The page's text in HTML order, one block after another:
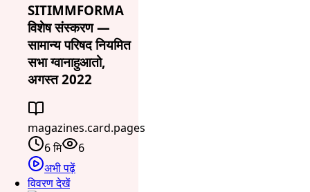
SITIMMFORMA
विशेष संस्करण —
सामान्य परिषद नियमित
सभा ग्वानाहुआतो,
अगस्त 2022
magazines.card.pages
6 मि
6
अभी पढ़ें
विवरण देखें